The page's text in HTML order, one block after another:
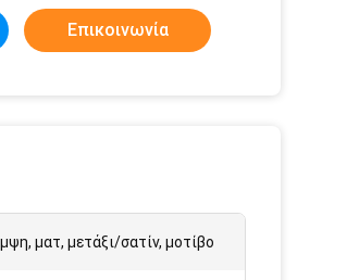
Επικοινωνία
ματ, μετάξι/σατίν, μοτίβο